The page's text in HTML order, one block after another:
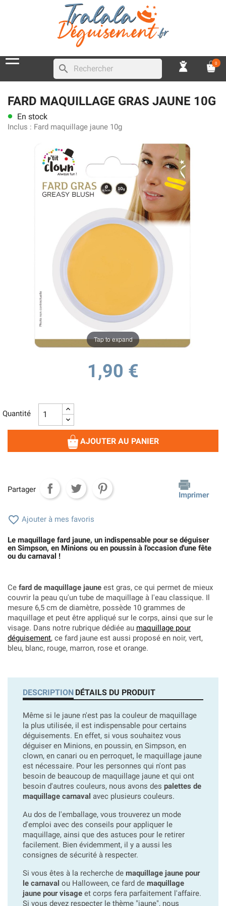
search 0
FARD MAQUILLAGE GRAS JAUNE 10G
lens En stock
Inclus : Fard maquillage jaune 10g
Tap to expand
1,90 €
Quantité
AJOUTER AU PANIER
Partager
Imprimer
 Ajouter à mes favoris
Le maquillage fard jaune, un indispensable pour se déguiser
en Simpson, en Minions ou en poussin à l'occasion d'une fête
ou du carnaval !
Ce fard de maquillage jaune est gras, ce qui permet de mieux
couvrir la peau qu'un tube de maquillage à l'eau classique. Il
mesure 6,5 cm de diamètre, possède 10 grammes de
maquillage et peut être appliqué sur le corps, ainsi que sur le
visage. Dans notre rubrique dédiée au maquillage pour
déguisement, ce fard jaune est aussi proposé en noir, vert,
bleu, blanc, rouge, marron, rose et orange.
DESCRIPTION DÉTAILS DU PRODUIT
Même si le jaune n'est pas la couleur de maquillage
la plus utilisée, il est indispensable pour certains
déguisements. En effet, si vous souhaitez vous
déguiser en Minions, en poussin, en Simpson, en
clown, en canari ou en perroquet, le maquillage jaune
est nécessaire. Pour les personnes qui n'ont pas
besoin de beaucoup de maquillage jaune et qui ont
besoin d'autres couleurs, nous avons des palettes de
maquillage carnaval avec plusieurs couleurs.
Au dos de l'emballage, vous trouverez un mode
d'emploi avec des conseils pour appliquer le
maquillage, ainsi que des astuces pour le retirer
facilement. Bien évidemment, il y a aussi les
consignes de sécurité à respecter.
Si vous êtes à la recherche de maquillage jaune pour
le carnaval ou Halloween, ce fard de maquillage
jaune pour visage et corps fera parfaitement l'affaire.
Si vous devez respecter le thème "jaune", nous